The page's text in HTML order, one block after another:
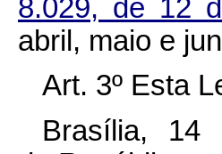
8.029, de 12
abril, maio e
Art. 3º Esta
Brasília, 14